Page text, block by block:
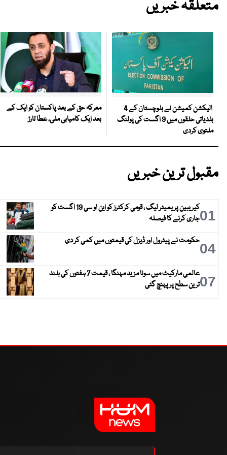
متعلقہ خبریں
الیکشن کمیشن نے بلوچستان کے 4
بلدیاتی حلقوں میں 9 اگست کی پولنگ
ملتوی کردی
معرکہ حق کے بعد پاکستان کو ایک کے
بعد ایک کامیابی ملی، عطا تارڑ
مقبول ترین خبریں
01
کیریبین پریمیئر لیگ ، قومی کرکٹرز کو این او سی 19 اگست کو
جاری کرنے کا فیصلہ
04حکومت نے پیٹرول اور ڈیزل کی قیمتوں میں کمی کر دی
07
عالمی مارکیٹ میں سونا مزید مہنگا ، قیمت 7 ہفتوں کی بلند
ترین سطح پر پہنچ گئی